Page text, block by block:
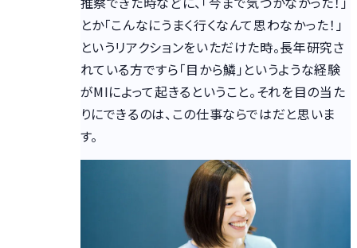
とか「こんなにうまく行くなんて思わなかった！」
というリアクションをいただけた時。長年研究さ
れている方ですら「目から鱗」というような経験
がMIによって起きるということ。それを目の当た
りにできるのは、この仕事ならではだと思いま
す。